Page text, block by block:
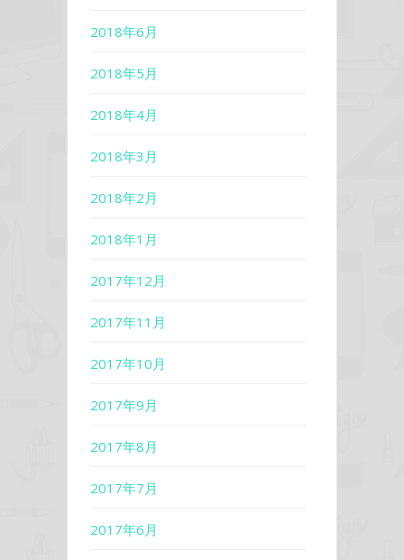
2018年6月
2018年5月
2018年4月
2018年3月
2018年2月
2018年1月
2017年12月
2017年11月
2017年10月
2017年9月
2017年8月
2017年7月
2017年6月